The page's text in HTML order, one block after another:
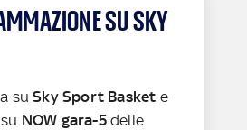
SU SKY
suSky Sport Basket e
NOW gara-5delle